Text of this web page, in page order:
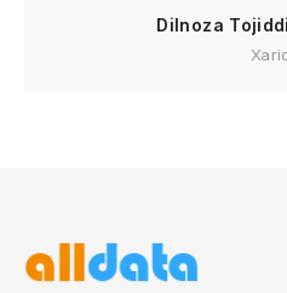
Dilnoza